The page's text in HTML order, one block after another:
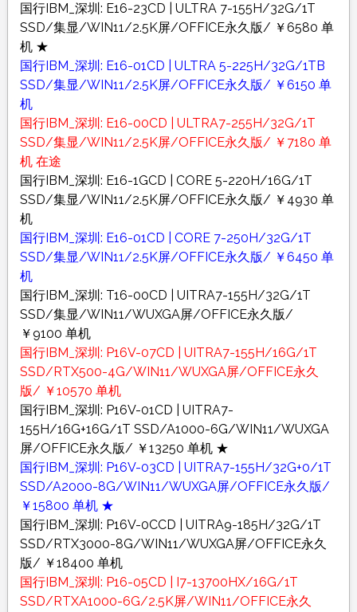
国行IBM_深圳: E16-23CD | ULTRA 7-155H/32G/1T
SSD/集显/WIN11/2.5K屏/OFFICE永久版/ ￥6580 单
机 ★
国行IBM_深圳: E16-01CD | ULTRA 5-225H/32G/1TB
SSD/集显/WIN11/2.5K屏/OFFICE永久版/ ￥6150 单
机
国行IBM_深圳: E16-00CD | ULTRA7-255H/32G/1T
SSD/集显/WIN11/2.5K屏/OFFICE永久版/ ￥7180 单
机 在途
国行IBM_深圳: E16-1GCD | CORE 5-220H/16G/1T
SSD/集显/WIN11/2.5K屏/OFFICE永久版/ ￥4930 单
机
国行IBM_深圳: E16-01CD | CORE 7-250H/32G/1T
SSD/集显/WIN11/2.5K屏/OFFICE永久版/ ￥6450 单
机
国行IBM_深圳: T16-00CD | UITRA7-155H/32G/1T
SSD/集显/WIN11/WUXGA屏/OFFICE永久版/
￥9100 单机
国行IBM_深圳: P16V-07CD | UITRA7-155H/16G/1T
SSD/RTX500-4G/WIN11/WUXGA屏/OFFICE永久
版/ ￥10570 单机
国行IBM_深圳: P16V-01CD | UITRA7-
155H/16G+16G/1T SSD/A1000-6G/WIN11/WUXGA
屏/OFFICE永久版/ ￥13250 单机 ★
国行IBM_深圳: P16V-03CD | UITRA7-155H/32G+0/1T
SSD/A2000-8G/WIN11/WUXGA屏/OFFICE永久版/
￥15800 单机 ★
国行IBM_深圳: P16V-0CCD | UITRA9-185H/32G/1T
SSD/RTX3000-8G/WIN11/WUXGA屏/OFFICE永久
版/ ￥18400 单机
国行IBM_深圳: P16-05CD | I7-13700HX/16G/1T
SSD/RTXA1000-6G/2.5K屏/WIN11/OFFICE永久